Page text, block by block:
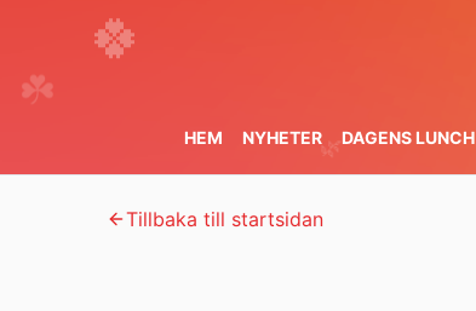
☘️
🍀
🍀
🌿
HEM NYHETER DAGENS LUNCH
Tillbaka till startsidan